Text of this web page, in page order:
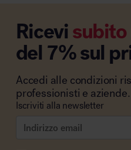
Ricevisubito
del 7% sul
Accedi alle condizioni
professionisti e aziende.
Iscriviti alla newsletter